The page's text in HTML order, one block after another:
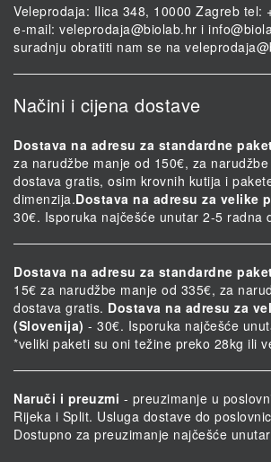
Veleprodaja: Ilica 348, 10000 Zagreb tel:
e-mail: veleprodaja@biolab.hr i
suradnju obratiti nam se na
Načini i cijena dostave
Dostava na adresu za standardne
za narudžbe manje od 150€, za
dostava gratis, osim krovnih kutija i
dimenzija.Dostava na adresu za velike
30€. Isporuka najčešće unutar 2-5 radna
Dostava na adresu za standardne
15€ za narudžbe manje od 335€, za
dostava gratis. Dostava na adresu za
(Slovenija) - 30€. Isporuka najčešće
*veliki paketi su oni težine preko 28kg ili
Naruči i preuzmi - preuzimanje u
Rijeka i Split. Usluga dostave do
Dostupno za preuzimanje najčešće